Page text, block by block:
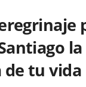
tu vida